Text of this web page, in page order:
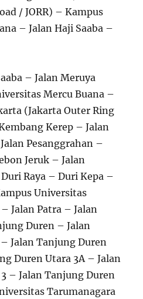
/ JORR) – Kampus
– Jalan Haji Saaba –
– Jalan Meruya
Mercu Buana –
(Jakarta Outer Ring
Kerep – Jalan
Pesanggrahan –
Jeruk – Jalan
Raya – Duri Kepa –
Universitas
Jalan Patra – Jalan
Duren – Jalan
Jalan Tanjung Duren
Duren Utara 3A – Jalan
– Jalan Tanjung Duren
Tarumanagara